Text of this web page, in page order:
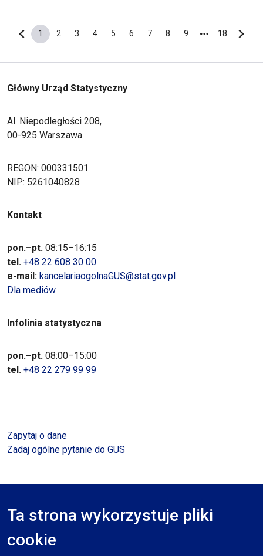
Ta strona wykorzystuje pliki
cookie
Poprzednia strona
Bieżąca strona
1
Strona
2
Strona
3
Strona
4
Strona
5
Strona
6
Strona
7
Strona
8
Strona
9
Ostatnia
18
Główny Urząd Statystyczny
Al. Niepodległości 208,
00-925 Warszawa
REGON: 000331501
NIP: 5261040828
Kontakt
pon.–pt. 08:15–16:15
tel. +48 22 608 30 00
e-mail: kancelariaogolnaGUS@stat.gov.pl
Dla mediów
Infolinia statystyczna
pon.–pt. 08:00–15:00
tel. +48 22 279 99 99
Zapytaj o dane
Zadaj ogólne pytanie do GUS
RODO